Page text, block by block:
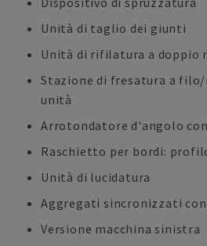
Unità di taglio dei giunti
Unità di rifilatura a doppio
Stazione di fresatura a
unità
Arrotondatore d'angolo
Raschietto per bordi:
Unità di lucidatura
Aggregati sincronizzati con
Versione macchina sinistra